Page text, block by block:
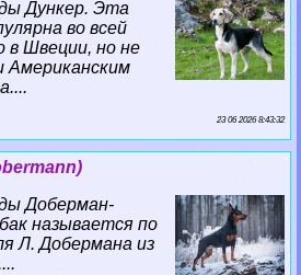
Дункер. Эта
во всей
в Швеции, но не
Американским
23 06 2026 8:43:32
Доберман-
называется по
Л. Добермана из